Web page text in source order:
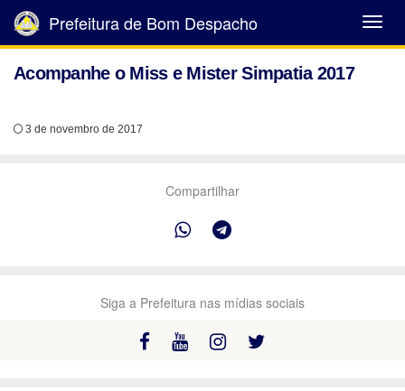
Abrir
Menu
Prefeitura de Bom Despacho
Acompanhe o Miss e Mister Simpatia 2017
3 de novembro de 2017
Compartilhar
Siga a Prefeitura nas mídias sociais